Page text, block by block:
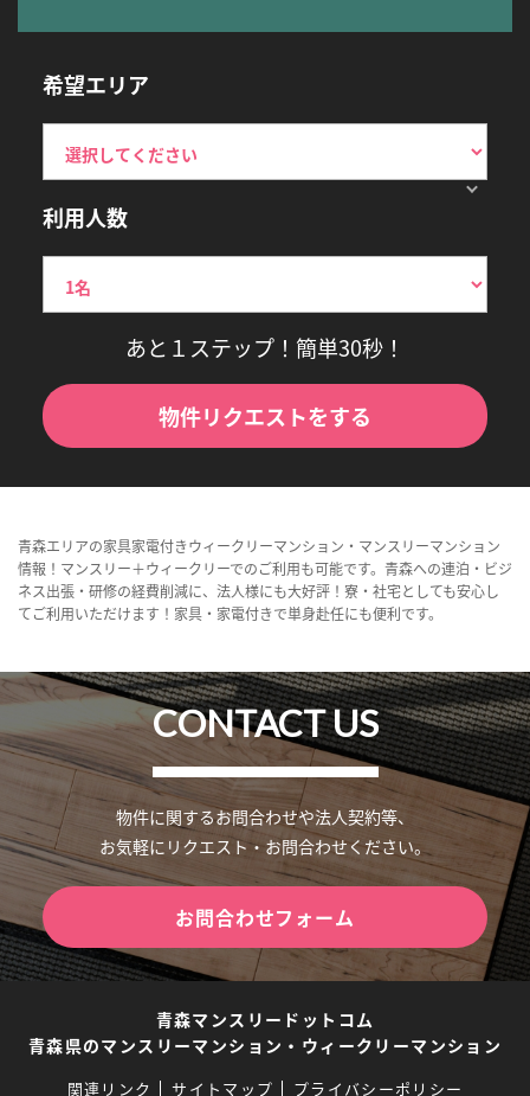
希望エリア
利用人数
あと１ステップ！簡単30秒！
物件リクエストをする
青森エリアの家具家電付きウィークリーマンション・マンスリーマンション
情報！マンスリー＋ウィークリーでのご利用も可能です。青森への連泊・ビジ
ネス出張・研修の経費削減に、法人様にも大好評！寮・社宅としても安心し
てご利用いただけます！家具・家電付きで単身赴任にも便利です。
CONTACT US
物件に関するお問合わせや法人契約等、
お気軽にリクエスト・お問合わせください。
お問合わせフォーム
青森マンスリードットコム
青森県のマンスリーマンション・ウィークリーマンション
関連リンク サイトマップ プライバシーポリシー